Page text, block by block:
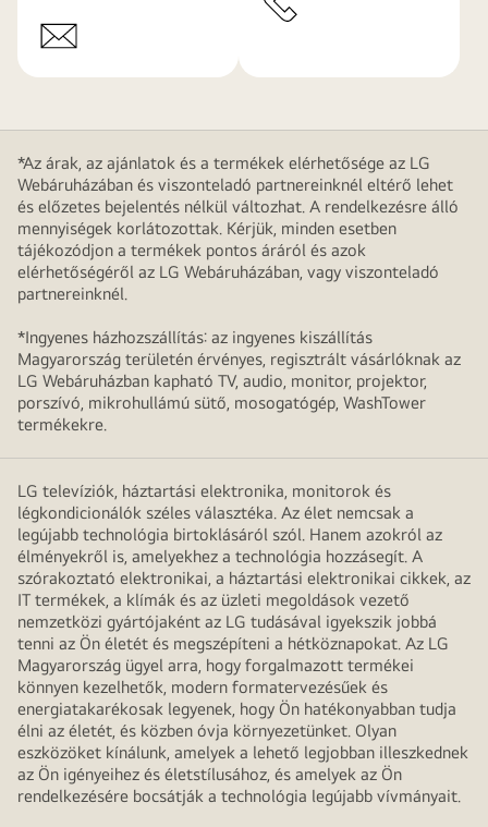
*Az árak, az ajánlatok és a termékek elérhetősége az LG
Webáruházában és viszonteladó partnereinknél eltérő lehet
és előzetes bejelentés nélkül változhat. A rendelkezésre álló
mennyiségek korlátozottak. Kérjük, minden esetben
tájékozódjon a termékek pontos áráról és azok
elérhetőségéről az LG Webáruházában, vagy viszonteladó
partnereinknél.
*Ingyenes házhozszállítás: az ingyenes kiszállítás
Magyarország területén érvényes, regisztrált vásárlóknak az
LG Webáruházban kapható TV, audio, monitor, projektor,
porszívó, mikrohullámú sütő, mosogatógép, WashTower
termékekre.
LG televíziók, háztartási elektronika, monitorok és
légkondicionálók széles választéka. Az élet nemcsak a
legújabb technológia birtoklásáról szól. Hanem azokról az
élményekről is, amelyekhez a technológia hozzásegít. A
szórakoztató elektronikai, a háztartási elektronikai cikkek, az
IT termékek, a klímák és az üzleti megoldások vezető
nemzetközi gyártójaként az LG tudásával igyekszik jobbá
tenni az Ön életét és megszépíteni a hétköznapokat. Az LG
Magyarország ügyel arra, hogy forgalmazott termékei
könnyen kezelhetők, modern formatervezésűek és
energiatakarékosak legyenek, hogy Ön hatékonyabban tudja
élni az életét, és közben óvja környezetünket. Olyan
eszközöket kínálunk, amelyek a lehető legjobban illeszkednek
az Ön igényeihez és életstílusához, és amelyek az Ön
rendelkezésére bocsátják a technológia legújabb vívmányait.